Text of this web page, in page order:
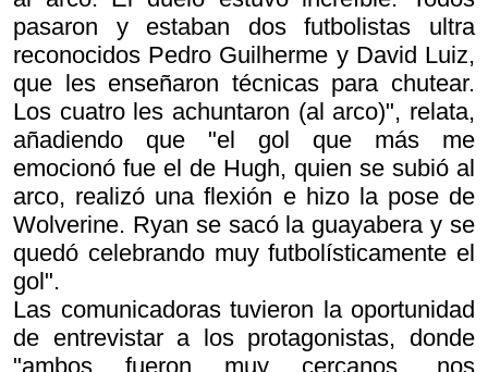
pasaron y estaban dos futbolistas ultra
reconocidos Pedro Guilherme y David Luiz,
que les enseñaron técnicas para chutear.
Los cuatro les achuntaron (al arco)", relata,
añadiendo que "el gol que más me
emocionó fue el de Hugh, quien se subió al
arco, realizó una flexión e hizo la pose de
Wolverine. Ryan se sacó la guayabera y se
quedó celebrando muy futbolísticamente el
gol".
Las comunicadoras tuvieron la oportunidad
de entrevistar a los protagonistas, donde
"ambos fueron muy cercanos, nos